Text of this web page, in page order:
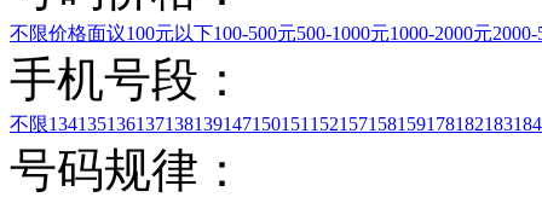
不限价格面议100元以下100-500元500-1000元1000-2000元
手机号段：
不限134135136137138139147150151 152157158159178182183184
号码规律：